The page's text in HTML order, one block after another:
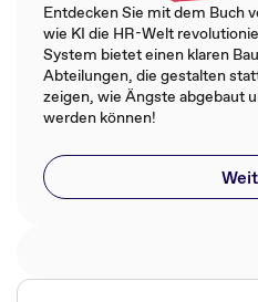
Entdecken Sie mit dem Buch
wie KI die HR-Welt
System bietet einen klaren
Abteilungen, die gestalten
zeigen, wie Ängste abgebaut
werden können!